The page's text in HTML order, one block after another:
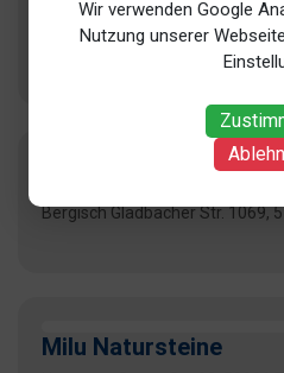
Wir verwenden Google
Nutzung unserer
LWB GmbH
Poller Kirchweg 106, 51105 Köln
Bergisch Gladbacher Str. 1069,
Milu Natursteine